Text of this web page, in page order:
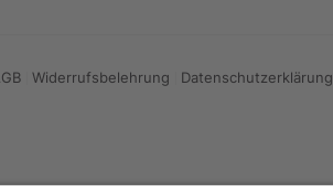
Widerrufsbelehrung Datenschutzerklärung